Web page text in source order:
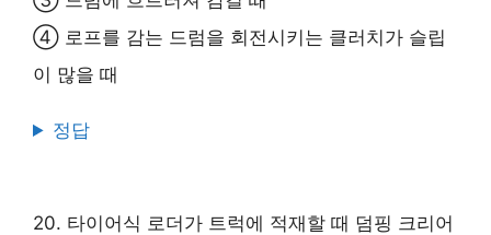
④ 로프를 감는 드럼을 회전시키는 클러치가 슬립
이 많을 때
정답
20. 타이어식 로더가 트럭에 적재할 때 덤핑 크리어